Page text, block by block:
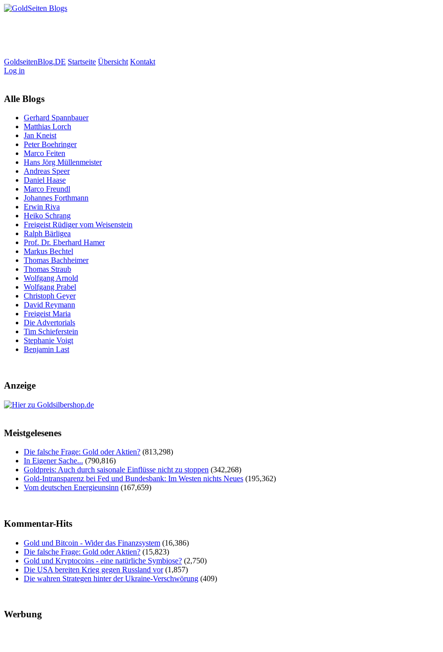
GoldseitenBlog.DE Startseite Übersicht Kontakt
Log in
Alle Blogs
Gerhard Spannbauer
Matthias Lorch
Jan Kneist
Peter Boehringer
Marco Feiten
Hans Jörg Müllenmeister
Andreas Speer
Daniel Haase
Marco Freundl
Johannes Forthmann
Erwin Riva
Heiko Schrang
Freigeist Rüdiger vom Weisenstein
Ralph Bärligea
Prof. Dr. Eberhard Hamer
Markus Bechtel
Thomas Bachheimer
Thomas Straub
Wolfgang Arnold
Wolfgang Prabel
Christoph Geyer
David Reymann
Freigeist Maria
Die Advertorials
Tim Schieferstein
Stephanie Voigt
Benjamin Last
Anzeige
Meistgelesenes
Die falsche Frage: Gold oder Aktien? (813,298)
In Eigener Sache... (790,816)
Goldpreis: Auch durch saisonale Einflüsse nicht zu stoppen (342,268)
Gold-Intransparenz bei Fed und Bundesbank: Im Westen nichts Neues (195,362)
Vom deutschen Energieunsinn (167,659)
Kommentar-Hits
Gold und Bitcoin - Wider das Finanzsystem (16,386)
Die falsche Frage: Gold oder Aktien? (15,823)
Gold und Kryptocoins - eine natürliche Symbiose? (2,750)
Die USA bereiten Krieg gegen Russland vor (1,857)
Die wahren Strategen hinter der Ukraine-Verschwörung (409)
Werbung